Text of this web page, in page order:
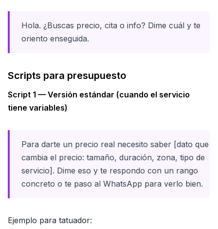
Hola. ¿Buscas precio, cita o info? Dime cuál y te
oriento enseguida.
Scripts para presupuesto
Script 1 — Versión estándar (cuando el servicio
tiene variables)
Para darte un precio real necesito saber [dato que
cambia el precio: tamaño, duración, zona, tipo de
servicio]. Dime eso y te respondo con un rango
concreto o te paso al WhatsApp para verlo bien.
Ejemplo para tatuador: